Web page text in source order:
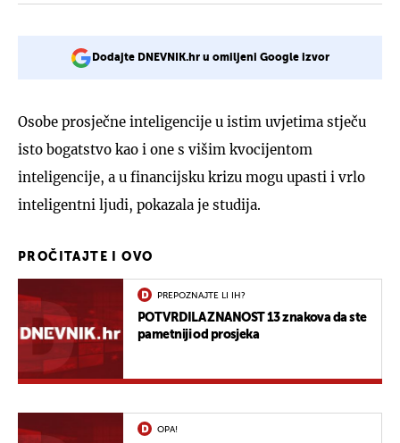
Dodajte DNEVNIK.hr u omiljeni Google izvor
Osobe prosječne inteligencije u istim uvjetima stječu
isto bogatstvo kao i one s višim kvocijentom
inteligencije, a u financijsku krizu mogu upasti i vrlo
inteligentni ljudi, pokazala je studija.
PROČITAJTE I OVO
PREPOZNAJTE LI IH?
POTVRDILA ZNANOST 13 znakova da ste
pametniji od prosjeka
OPA!